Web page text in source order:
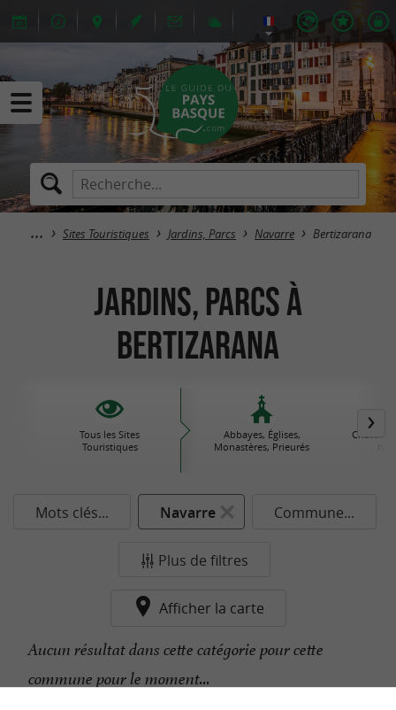
Sites Touristiques Jardins, Parcs Navarre Bertizarana
Jardins, Parcs à
Bertizarana
Tous les Sites
Touristiques
Abbayes, Églises,
Monastères, Prieurés
Mots clés... Navarre Commune...
Plus de filtres
Afficher la carte
Aucun résultat dans cette catégorie pour cette
commune pour le moment...